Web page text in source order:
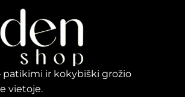
patikimi ir kokybiški grožio
vietoje.